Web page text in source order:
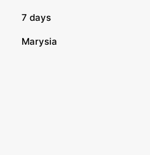
7 days
Marysia